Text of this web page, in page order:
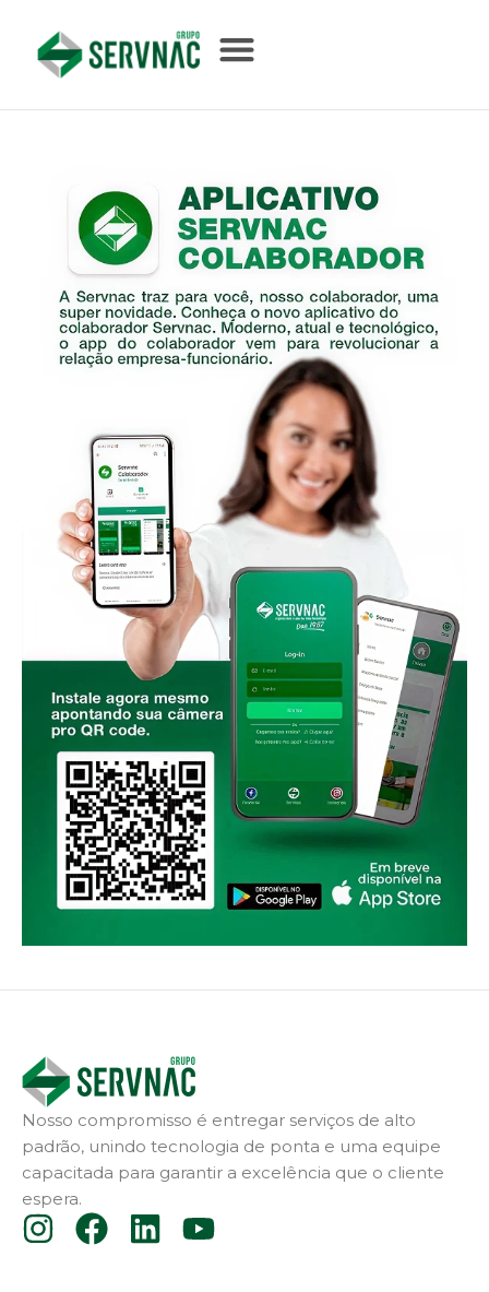
Nosso compromisso é entregar serviços de alto
padrão, unindo tecnologia de ponta e uma equipe
capacitada para garantir a excelência que o cliente
espera.